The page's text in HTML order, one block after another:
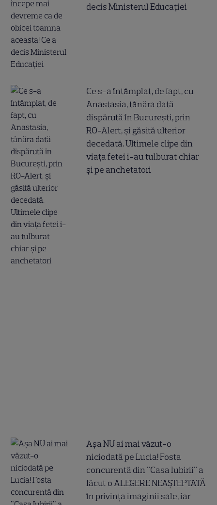
decis Ministerul Educației
Ce s-a întâmplat, de fapt, cu
Anastasia, tânăra dată
dispărută în București, prin
RO-Alert, și găsită ulterior
decedată. Ultimele clipe din
viața fetei i-au tulburat chiar
și pe anchetatori
Așa NU ai mai văzut-o
niciodată pe Lucia! Fosta
concurentă din "Casa Iubirii" a
făcut o ALEGERE NEAȘTEPTATĂ
în privința imaginii sale, iar